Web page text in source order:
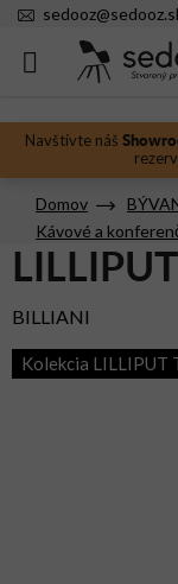
Prejsť
Navštívte náš
sedooz@
Domov
Kávové a
BILLIANI
Kolekcia LILLIPUT